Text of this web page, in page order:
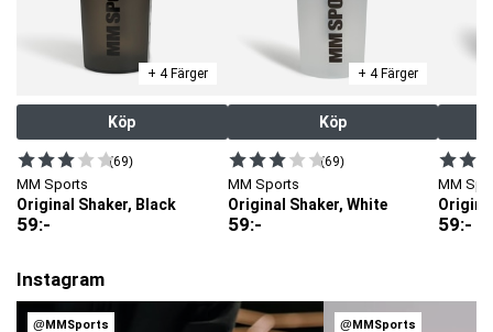
+ 4 Färger
Köp
(69)
MM Sports
Original Shaker, Black
59:-
+ 4 Färger
Köp
(69)
MM Sports
Original Shaker, White
59:-
MM
59:-
Instagram
@MMSports @MMSports